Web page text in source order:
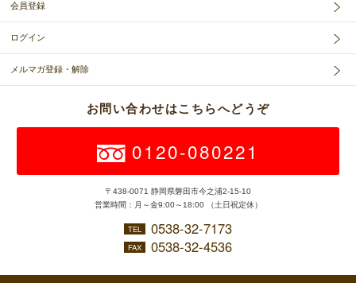
会員登録
ログイン
メルマガ登録・解除
お問い合わせはこちらへどうぞ
0120-080221
〒438-0071 静岡県磐田市今之浦2-15-10
営業時間：月～金9:00～18:00 （土日祝定休）
TEL 0538-32-7173
FAX 0538-32-4536